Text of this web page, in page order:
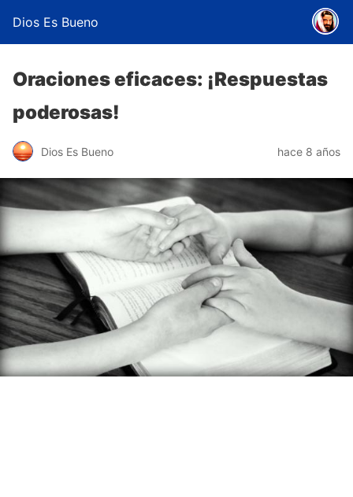
Dios Es Bueno
Oraciones eficaces: ¡Respuestas
poderosas!
Dios Es Bueno hace 8 años